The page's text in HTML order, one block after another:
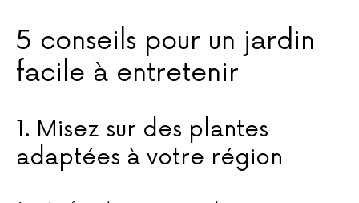
5 conseils pour un jardin
facile à entretenir
1. Misez sur des plantes
adaptées à votre région